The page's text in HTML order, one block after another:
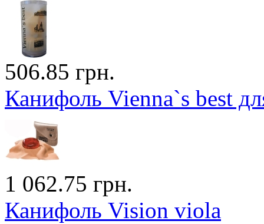
506.85 грн.
Канифоль Vienna`s best
1 062.75 грн.
Канифоль Vision viola